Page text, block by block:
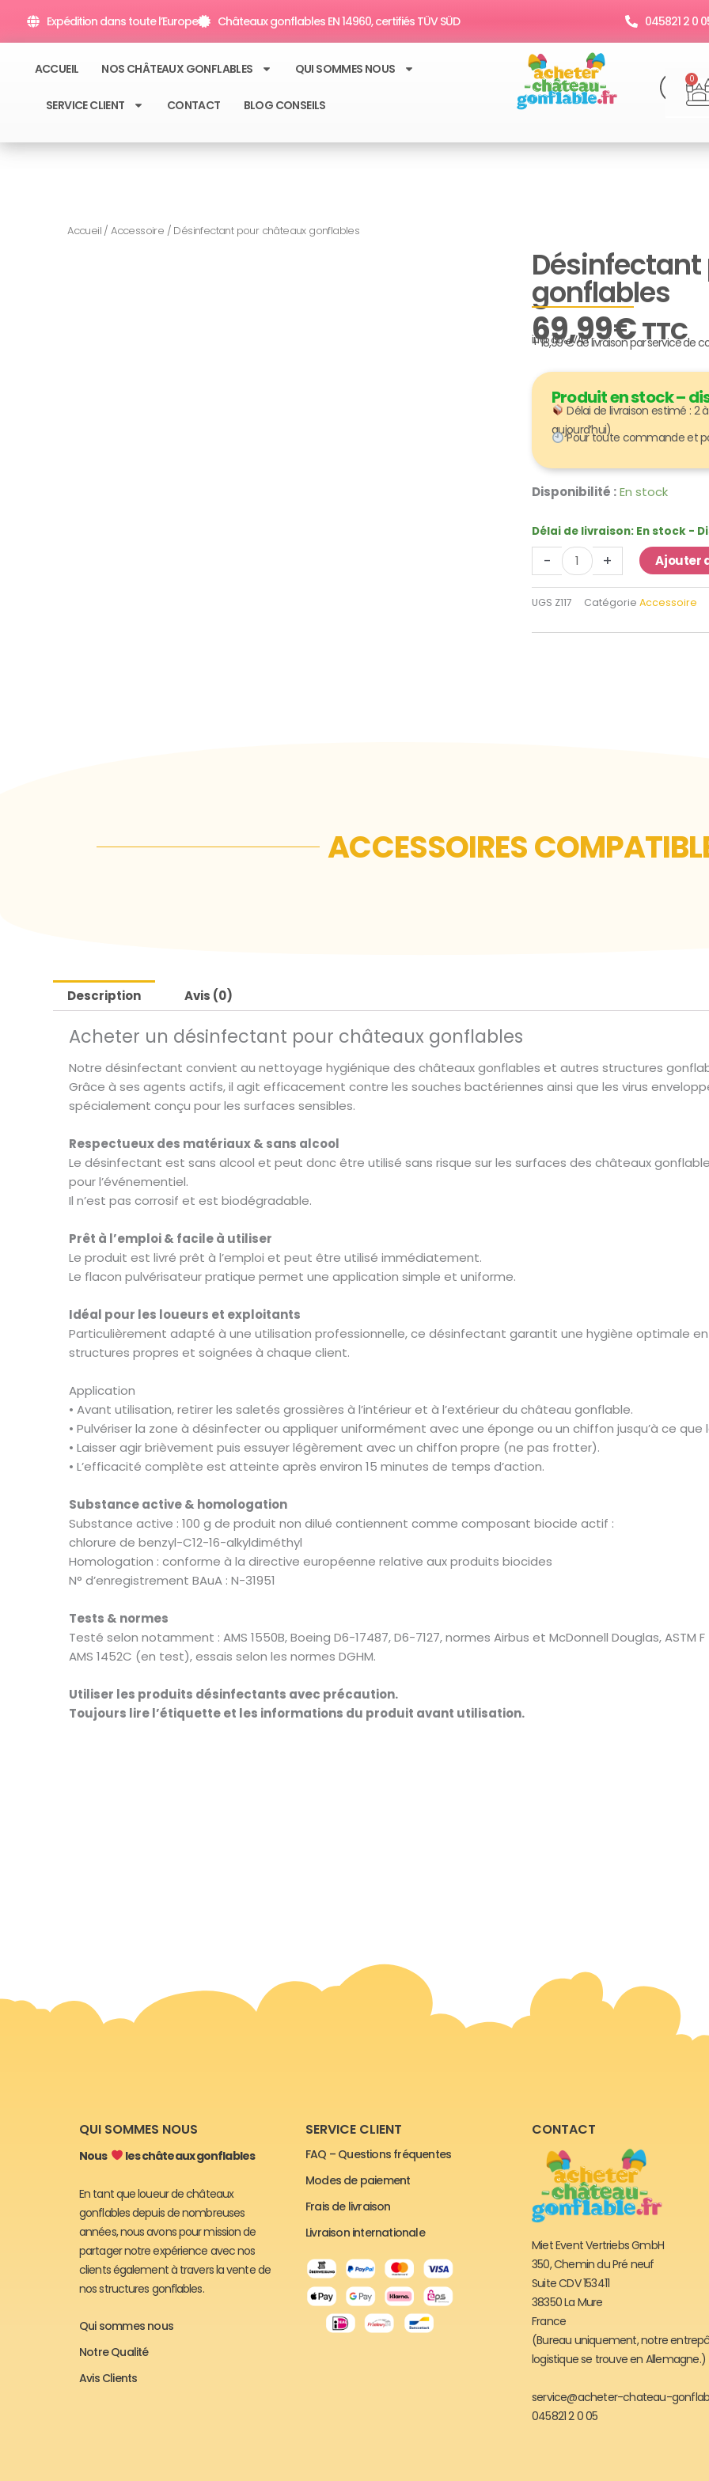
contenu
Expédition dans toute l’Europe Châteaux gonflables EN 14960, certifiés TÜV SÜD 045821 2 0
ACCUEIL NOS CHÂTEAUX GONFLABLES QUI SOMMES NOUS
SERVICE CLIENT CONTACT BLOG CONSEILS
0
Accueil /Accessoire / Désinfectant pour châteaux gonflables
gonflables
69,99€TTC
incl. 19% VAT
+ 18,99 € de livraison par service de
Produit en stock –
Délai de livraison estimé : 2
aujourd’hui)
Pour toute commande et
Disponibilité :En stock
Délai de livraison: En stock -
-
quantité
Désinfectant
pour
châteaux
gonflables
+ Ajouter
UGS Z117 Catégorie Accessoire
ACCESSOIRES
Description Avis (0)
Acheter un désinfectant pour châteaux gonflables
Notre désinfectant convient au nettoyage hygiénique des châteaux gonflables et autres structures
Grâce à ses agents actifs, il agit efficacement contre les souches bactériennes ainsi que les virus
spécialement conçu pour les surfaces sensibles.
Respectueux des matériaux & sans alcool
Le désinfectant est sans alcool et peut donc être utilisé sans risque sur les surfaces des châteaux
pour l’événementiel.
Il n’est pas corrosif et est biodégradable.
Prêt à l’emploi & facile à utiliser
Le produit est livré prêt à l’emploi et peut être utilisé immédiatement.
Le flacon pulvérisateur pratique permet une application simple et uniforme.
Idéal pour les loueurs et exploitants
Particulièrement adapté à une utilisation professionnelle, ce désinfectant garantit une hygiène optimale
structures propres et soignées à chaque client.
Application
• Avant utilisation, retirer les saletés grossières à l’intérieur et à l’extérieur du château gonflable.
• Pulvériser la zone à désinfecter ou appliquer uniformément avec une éponge ou un chiffon jusqu’à ce
• Laisser agir brièvement puis essuyer légèrement avec un chiffon propre (ne pas frotter).
• L’efficacité complète est atteinte après environ 15 minutes de temps d’action.
Substance active & homologation
Substance active : 100 g de produit non dilué contiennent comme composant biocide actif :
chlorure de benzyl-C12-16-alkyldiméthyl
Homologation : conforme à la directive européenne relative aux produits biocides
N° d’enregistrement BAuA : N-31951
Tests & normes
Testé selon notamment : AMS 1550B, Boeing D6-17487, D6-7127, normes Airbus et McDonnell Douglas,
AMS 1452C (en test), essais selon les normes DGHM.
Utiliser les produits désinfectants avec précaution.
Toujours lire l’étiquette et les informations du produit avant utilisation.
QUI SOMMES NOUS
Nous les châteaux gonflables
En tant que loueur de châteaux
gonflables depuis de nombreuses
années, nous avons pour mission de
partager notre expérience avec nos
clients également à travers la vente de
nos structures gonflables.
Qui sommes nous
Notre Qualité
Avis Clients
SERVICE CLIENT
FAQ – Questions fréquentes
Modes de paiement
Frais de livraison
Livraison internationale
CONTACT
Miet Event Vertriebs GmbH
350, Chemin du Pré neuf
Suite CDV 153411
38350 La Mure
France
(Bureau uniquement, notre
logistique se trouve en Allemagne.)
service@acheter-chateau-
045821 2 0 05